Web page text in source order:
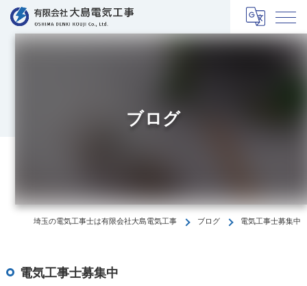
ブログ
埼玉の電気工事士は有限会社大島電気工事 ブログ 電気工事士募集中
電気工事士募集中